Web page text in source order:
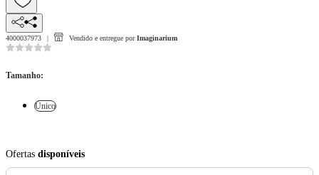
4000037973 Vendido e entregue por Imaginarium
Tamanho:
Único
Ofertas disponíveis